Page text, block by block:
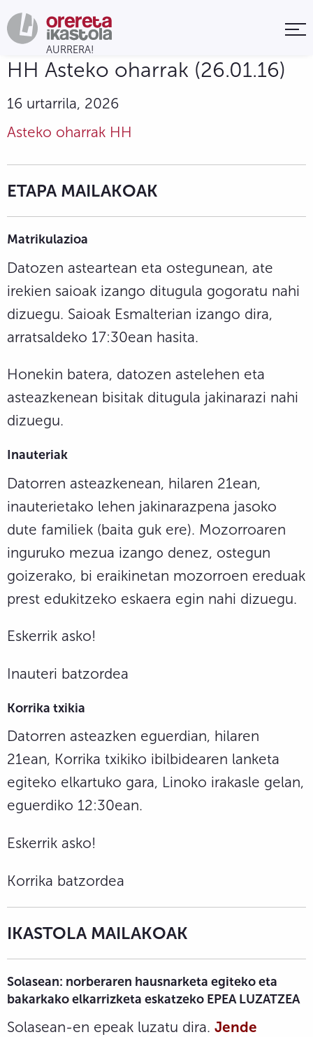
HH Asteko oharrak (26.01.16)
16 urtarrila, 2026
Asteko oharrak HH
ETAPA MAILAKOAK
Matrikulazioa
Datozen asteartean eta ostegunean, ate
irekien saioak izango ditugula gogoratu nahi
dizuegu. Saioak Esmalterian izango dira,
arratsaldeko 17:30ean hasita.
Honekin batera, datozen astelehen eta
asteazkenean bisitak ditugula jakinarazi nahi
dizuegu.
Inauteriak
Datorren asteazkenean, hilaren 21ean,
inauterietako lehen jakinarazpena jasoko
dute familiek (baita guk ere). Mozorroaren
inguruko mezua izango denez, ostegun
goizerako, bi eraikinetan mozorroen ereduak
prest edukitzeko eskaera egin nahi dizuegu.
Eskerrik asko!
Inauteri batzordea
Korrika txikia
Datorren asteazken eguerdian, hilaren
21ean, Korrika txikiko ibilbidearen lanketa
egiteko elkartuko gara, Linoko irakasle gelan,
eguerdiko 12:30ean.
Eskerrik asko!
Korrika batzordea
IKASTOLA MAILAKOAK
Solasean: norberaren hausnarketa egiteko eta
bakarkako elkarrizketa eskatzeko EPEA LUZATZEA
Solasean-en epeak luzatu dira. Jende